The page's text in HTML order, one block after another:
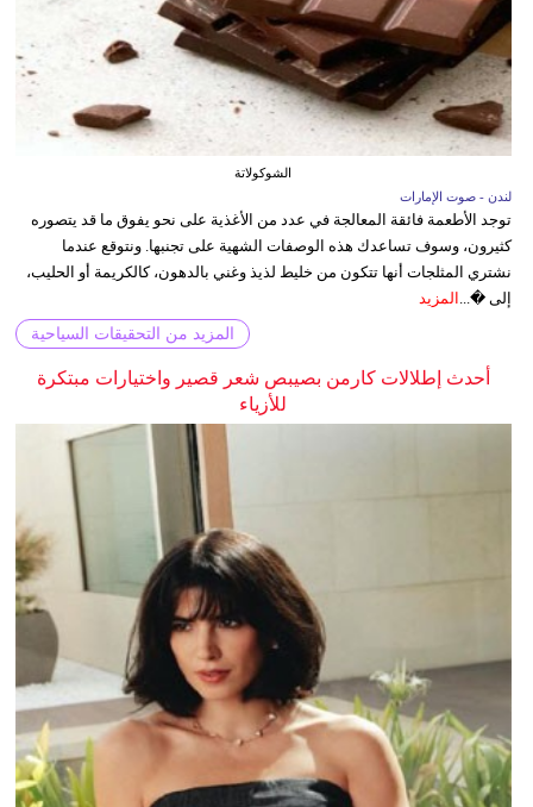
الشوكولاتة
لندن - صوت الإمارات
توجد الأطعمة فائقة المعالجة في عدد من الأغذية على نحو يفوق ما قد يتصوره
كثيرون، وسوف تساعدك هذه الوصفات الشهية على تجنبها. ونتوقع عندما
نشتري المثلجات أنها تتكون من خليط لذيذ وغني بالدهون، كالكريمة أو الحليب،
إلى �... المزيد
المزيد من التحقيقات السياحية
أحدث إطلالات كارمن بصيبص شعر قصير واختيارات مبتكرة
للأزياء